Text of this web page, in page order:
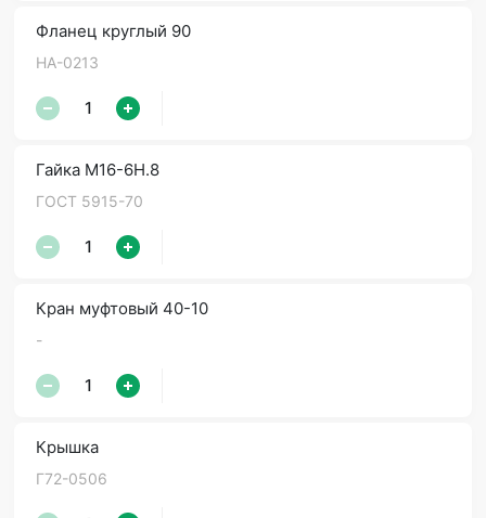
Фланец круглый 90
НА-0213
Гайка М16-6Н.8
ГОСТ 5915-70
Кран муфтовый 40-10
-
Крышка
Г72-0506